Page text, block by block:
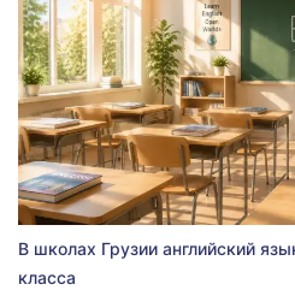
В школах Грузии английский
класса